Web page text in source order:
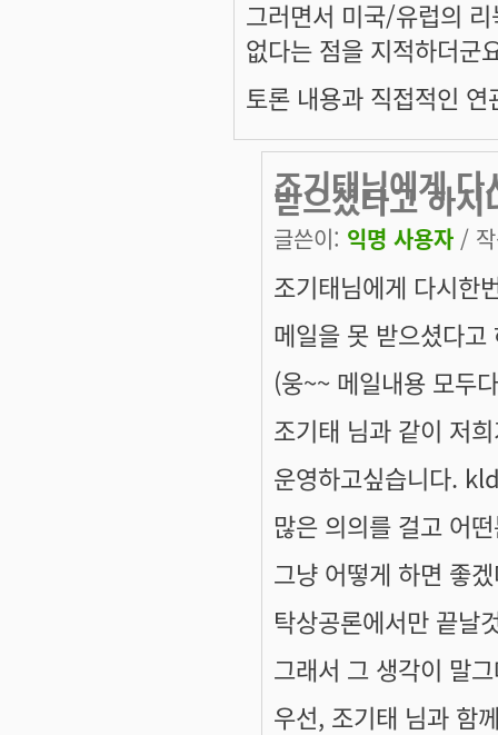
그러면서 미국/유럽의
없다는 점을 지적하더군
토론 내용과 직접적인
조기태님에게
받으셨다고 하시
글쓴이: 익명 사용자 /
조기태님에게 다시한
메일을 못 받으셨다
(웅~~ 메일내용 모두
조기태 님과 같이 저
운영하고싶습니다.
많은 의의를 걸고 어
그냥 어떻게 하면 좋
탁상공론에서만 끝날
그래서 그 생각이 말
우선, 조기태 님과 함